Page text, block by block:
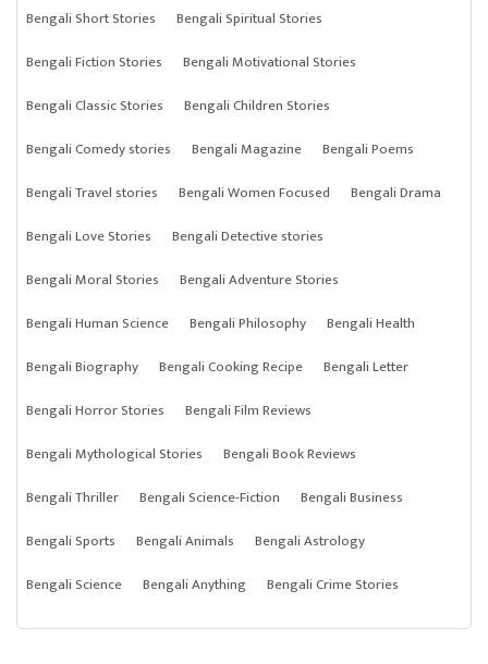
Bengali Short Stories
Bengali Spiritual Stories
Bengali Fiction Stories
Bengali Motivational Stories
Bengali Classic Stories
Bengali Children Stories
Bengali Comedy stories
Bengali Magazine
Bengali Poems
Bengali Travel stories
Bengali Women Focused
Bengali Drama
Bengali Love Stories
Bengali Detective stories
Bengali Moral Stories
Bengali Adventure Stories
Bengali Human Science
Bengali Philosophy
Bengali Health
Bengali Biography
Bengali Cooking Recipe
Bengali Letter
Bengali Horror Stories
Bengali Film Reviews
Bengali Mythological Stories
Bengali Book Reviews
Bengali Thriller
Bengali Science-Fiction
Bengali Business
Bengali Sports
Bengali Animals
Bengali Astrology
Bengali Science
Bengali Anything Bengali Crime Stories